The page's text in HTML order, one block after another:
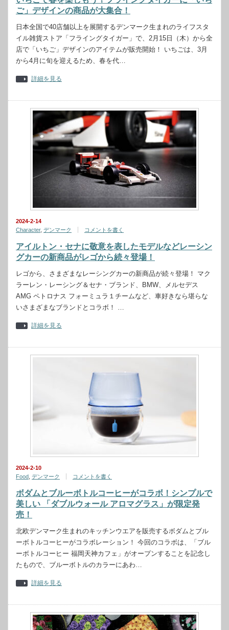
ご」デザインの商品が大集合！
日本全国で40店舗以上を展開するデンマーク生まれのライフスタ
イル雑貨ストア「フライングタイガー」で、2月15日（木）から全
店で「いちご」デザインのアイテムが販売開始！ いちごは、3月
から4月に旬を迎えるため、春を代…
詳細を見る
2024-2-14
Character, デンマーク コメントを書く
アイルトン・セナに敬意を表したモデルなどレーシン
グカーの新商品がレゴから続々登場！
レゴから、さまざまなレーシングカーの新商品が続々登場！ マク
ラーレン・レーシング＆セナ・ブランド、BMW、メルセデス
AMG ペトロナス フォーミュラ１チームなど、車好きなら堪らな
いさまざまなブランドとコラボ！ …
詳細を見る
2024-2-10
Food デンマーク コメントを書く
ボダムとブルーボトルコーヒーがコラボ！シンプルで
美しい 「ダブルウォール アロマグラス」が限定発
売！
北欧デンマーク生まれのキッチンウエアを販売するボダムとブル
ーボトルコーヒーがコラボレーション！ 今回のコラボは、「ブル
ーボトルコーヒー 福岡天神カフェ」がオープンすることを記念し
たもので、ブルーボトルのカラーにあわ…
詳細を見る